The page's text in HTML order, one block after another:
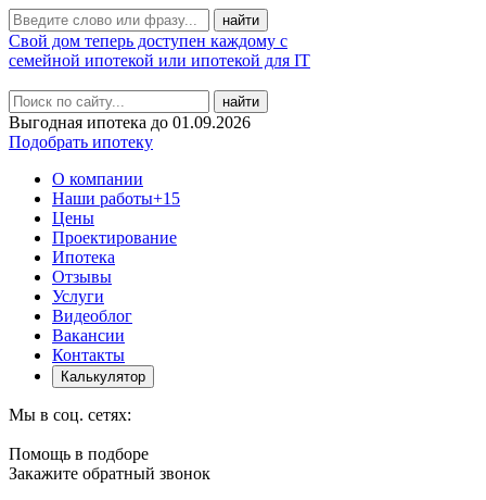
Свой дом теперь доступен каждому с
семейной ипотекой или ипотекой для IT
найти
Выгодная ипотека до 01.09.2026
Подобрать ипотеку
О компании
Наши работы+15
Цены
Проектирование
Ипотека
Отзывы
Услуги
Видеоблог
Вакансии
Контакты
Калькулятор
Мы в соц. сетях:
Помощь в подборе
Закажите обратный звонок